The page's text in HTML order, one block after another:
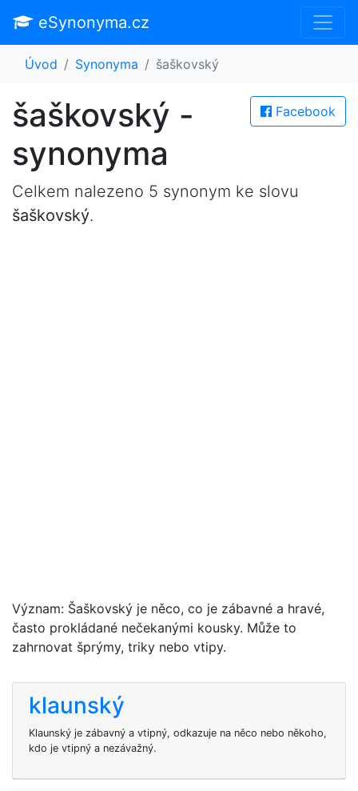
eSynonyma.cz
Úvod Synonyma šaškovský
Facebook
šaškovský -
synonyma
Celkem nalezeno 5 synonym ke slovu
šaškovský.
Význam: Šaškovský je něco, co je zábavné a hravé,
často prokládané nečekanými kousky. Může to
zahrnovat šprýmy, triky nebo vtipy.
klaunský
Klaunský je zábavný a vtipný, odkazuje na něco nebo někoho,
kdo je vtipný a nezávažný.